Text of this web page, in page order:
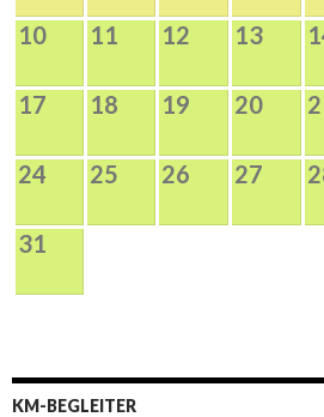
10 11 12 13
17 18 19 20
24 25 26 27
31
KM-BEGLEITER